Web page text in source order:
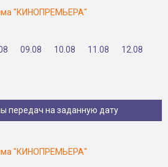
"КИНОПРЕМЬЕРА"
09.08 10.08 11.08 12.08
передач на заданную дату
"КИНОПРЕМЬЕРА"